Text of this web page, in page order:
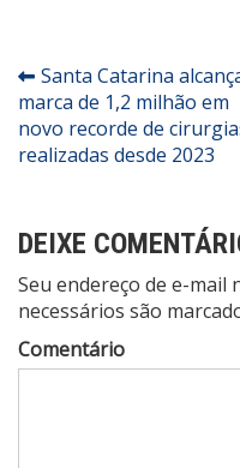
Navegação
de
Post
Santa Catarina
marca de 1,2 milhão em
novo recorde de
realizadas desde 2023
DEIXE
Seu endereço de e-mail
necessários são
Comentário